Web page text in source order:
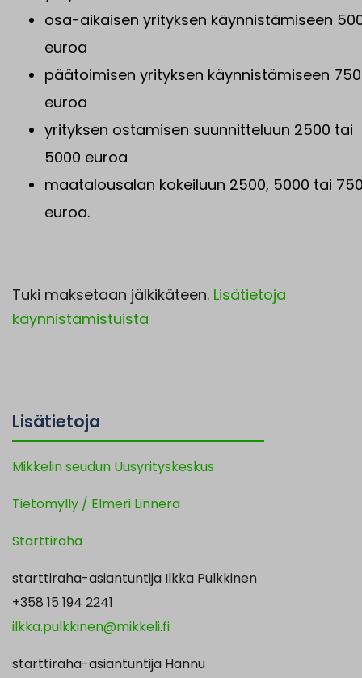
osa-aikaisen yrityksen käynnistämiseen
euroa
päätoimisen yrityksen käynnistämiseen
euroa
yrityksen ostamisen suunnitteluun 2500 tai
5000 euroa
maatalousalan kokeiluun 2500, 5000 tai
euroa.
Tuki maksetaan jälkikäteen. Lisätietoja
käynnistämistuista
Lisätietoja
Mikkelin seudun Uusyrityskeskus
Tietomylly / Elmeri Linnera
Starttiraha
starttiraha-asiantuntija Ilkka Pulkkinen
+358 15 194 2241
ilkka.pulkkinen@mikkeli.fi
starttiraha-asiantuntija Hannu